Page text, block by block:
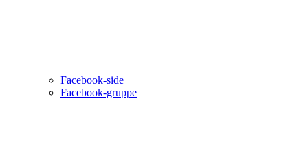
Facebook-side
Facebook-gruppe